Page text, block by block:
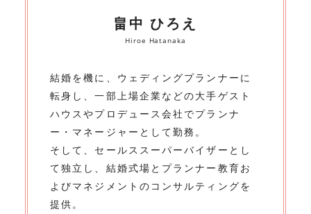
畠中 ひろえ
Hiroe Hatanaka
結婚を機に、ウェディングプランナーに
転身し、一部上場企業などの大手ゲスト
ハウスやプロデュース会社でプランナ
ー・マネージャーとして勤務。
そして、セールススーパーバイザーとし
て独立し、結婚式場とプランナー教育お
よびマネジメントのコンサルティングを
提供。